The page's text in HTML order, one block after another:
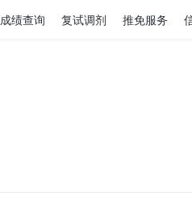
成绩查询 复试调剂 推免服务